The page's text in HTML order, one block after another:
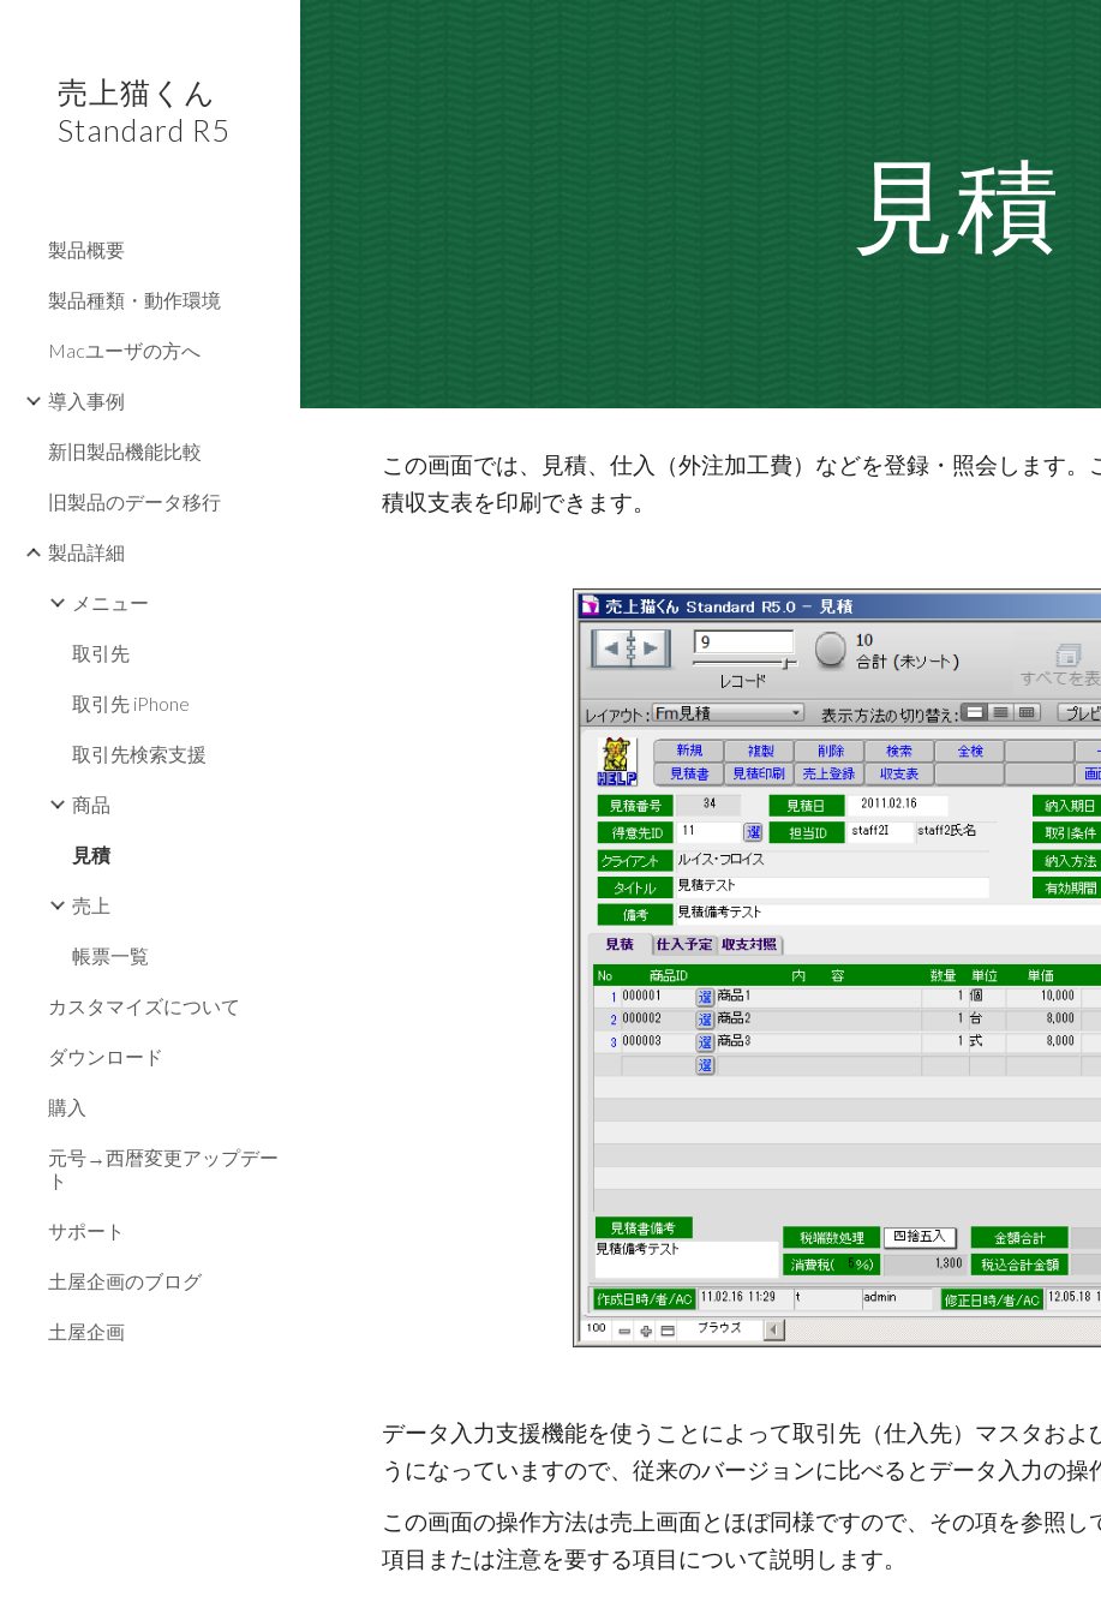
売上猫くん
Standard R5
製品概要
製品種類・動作環境
Macユーザの方へ
導入事例
新旧製品機能比較
旧製品のデータ移行
製品詳細
メニュー
取引先
取引先 iPhone
取引先検索支援
商品
見積
売上
帳票一覧
カスタマイズについて
ダウンロード
購入
元号→西暦変更アップデー
ト
サポート
土屋企画のブログ
土屋企画
見積
この画面では、見積、仕入（外注加工費）などを登録・照会します
積収支表を印刷できます。
データ入力支援機能を使うことによって取引先（仕入先）マスタお
うになっていますので、従来のバージョンに比べるとデータ入力の操
この画面の操作方法は売上画面とほぼ同様ですので、その項を参照
項目または注意を要する項目について説明します。